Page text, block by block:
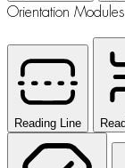
Orientation Modules
Reading Line